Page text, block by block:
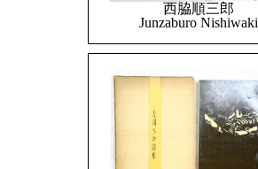
西脇順三郎
Junzaburo Nishiwaki